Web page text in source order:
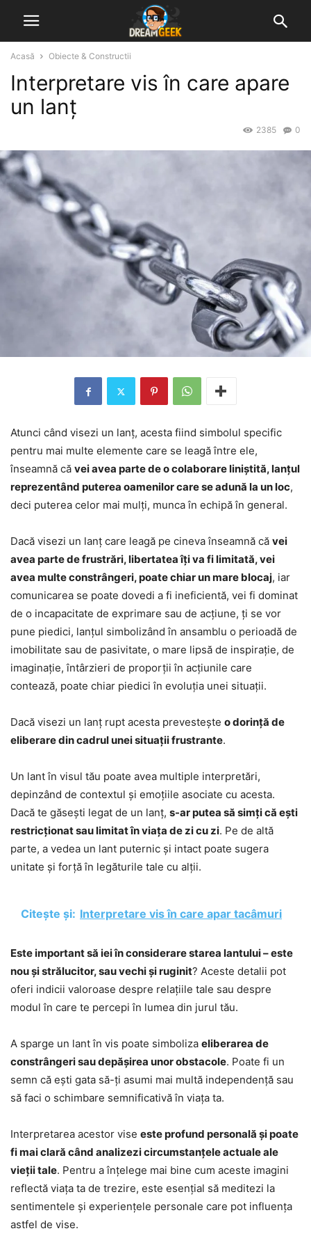
Acasă Obiecte & Constructii
Interpretare vis în care apare
un lanț
0
2385
Atunci când visezi un lanț, acesta fiind simbolul specific
pentru mai multe elemente care se leagă între ele,
înseamnă că vei avea parte de o colaborare liniștită, lanțul
reprezentând puterea oamenilor care se adună la un loc,
deci puterea celor mai mulți, munca în echipă în general.
Dacă visezi un lanț care leagă pe cineva înseamnă că vei
avea parte de frustrări, libertatea îți va fi limitată, vei
avea multe constrângeri, poate chiar un mare blocaj, iar
comunicarea se poate dovedi a fi ineficientă, vei fi dominat
de o incapacitate de exprimare sau de acțiune, ți se vor
pune piedici, lanțul simbolizând în ansamblu o perioadă de
imobilitate sau de pasivitate, o mare lipsă de inspirație, de
imaginație, întârzieri de proporții în acțiunile care
contează, poate chiar piedici în evoluția unei situații.
Dacă visezi un lanț rupt acesta prevestește o dorință de
eliberare din cadrul unei situații frustrante.
Un lant în visul tău poate avea multiple interpretări,
depinzând de contextul și emoțiile asociate cu acesta.
Dacă te găsești legat de un lanț, s-ar putea să simți că ești
restricționat sau limitat în viața de zi cu zi. Pe de altă
parte, a vedea un lant puternic și intact poate sugera
unitate și forță în legăturile tale cu alții.
Citește și: Interpretare vis în care apar tacâmuri
Este important să iei în considerare starea lantului – este
nou și strălucitor, sau vechi și ruginit? Aceste detalii pot
oferi indicii valoroase despre relațiile tale sau despre
modul în care te percepi în lumea din jurul tău.
A sparge un lant în vis poate simboliza eliberarea de
constrângeri sau depășirea unor obstacole. Poate fi un
semn că ești gata să-ți asumi mai multă independență sau
să faci o schimbare semnificativă în viața ta.
Interpretarea acestor vise este profund personală și poate
fi mai clară când analizezi circumstanțele actuale ale
vieții tale. Pentru a înțelege mai bine cum aceste imagini
reflectă viața ta de trezire, este esențial să meditezi la
sentimentele și experiențele personale care pot influența
astfel de vise.